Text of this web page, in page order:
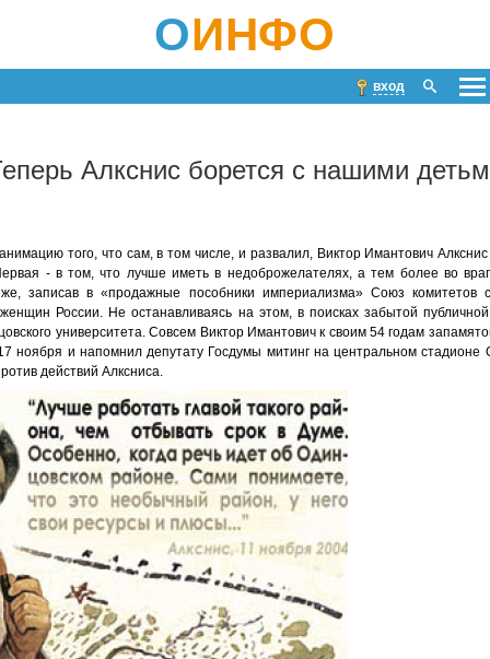
ОИНФО
вход
Алкснис борется с нашими
того, что сам, в том числе, и развалил, Виктор Имантович
- в том, что лучше иметь в недоброжелателях, а тем более во
записав в «продажные пособники империализма» Союз комитетов
России. Не останавливаясь на этом, в поисках забытой
университета. Совсем Виктор Имантович к своим 54 годам
ноября и напомнил депутату Госдумы митинг на центральном стадионе
действий Алксниса.